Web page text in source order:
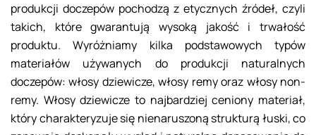
produkcji doczepów pochodzą z etycznych źródeł, czyli
takich, które gwarantują wysoką jakość i trwałość
produktu. Wyróżniamy kilka podstawowych typów
materiałów używanych do produkcji naturalnych
doczepów: włosy dziewicze, włosy remy oraz włosy non-
remy. Włosy dziewicze to najbardziej ceniony materiał,
który charakteryzuje się nienaruszoną strukturą łuski, co